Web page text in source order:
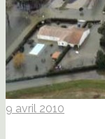
9 avril 2010